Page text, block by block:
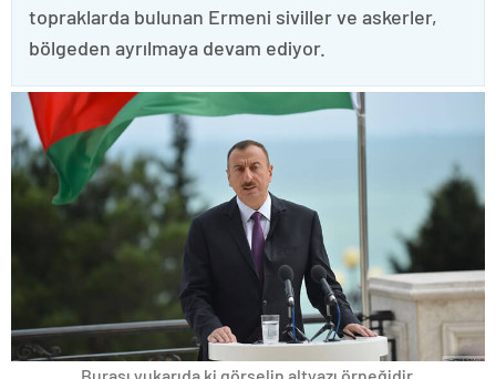
topraklarda bulunan Ermeni siviller ve askerler,
bölgeden ayrılmaya devam ediyor.